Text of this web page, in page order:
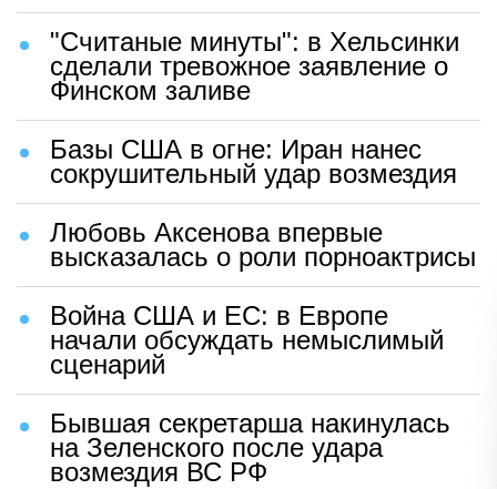
"Считаные минуты": в Хельсинки
сделали тревожное заявление о
Финском заливе
Базы США в огне: Иран нанес
сокрушительный удар возмездия
Любовь Аксенова впервые
высказалась о роли порноактрисы
Война США и ЕС: в Европе
начали обсуждать немыслимый
сценарий
Бывшая секретарша накинулась
на Зеленского после удара
возмездия ВС РФ